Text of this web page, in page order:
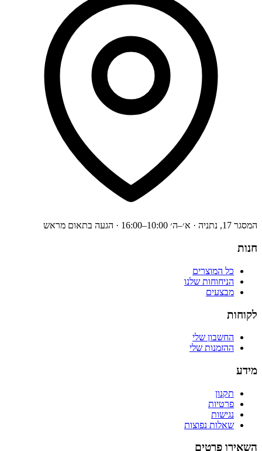
המסגר 17, נתניה · א׳–ה׳ 10:00–16:00 · הגעה בתאום מראש
חנות
כל המוצרים
הניחוחות שלנו
מבצעים
לקוחות
החשבון שלי
ההזמנות שלי
מידע
תקנון
פרטיות
נגישות
שאלות נפוצות
השאירו פרטים